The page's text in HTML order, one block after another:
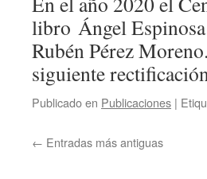
libro Ángel
Rubén Pérez
siguiente
Publicado en Publicaciones |
← Entradas más antiguas